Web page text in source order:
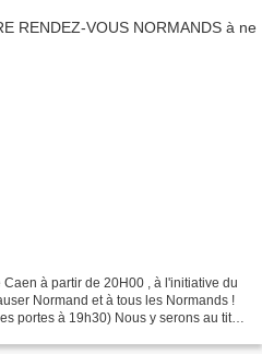
à partir de 20H00 , à l'initiative du
Normand et à tous les Normands !
portes à 19h30) Nous y serons au titre